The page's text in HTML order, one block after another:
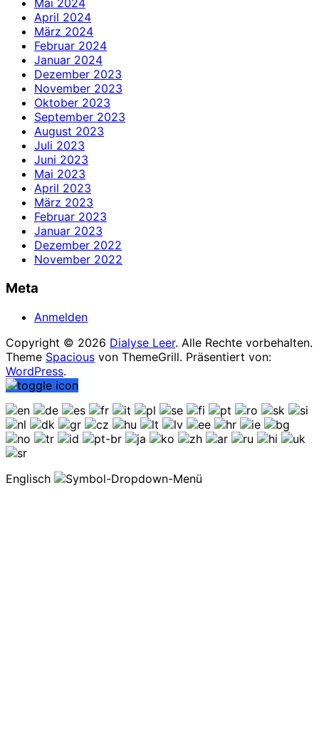
Mai 2024
April 2024
März 2024
Februar 2024
Januar 2024
Dezember 2023
November 2023
Oktober 2023
September 2023
August 2023
Juli 2023
Juni 2023
Mai 2023
April 2023
März 2023
Februar 2023
Januar 2023
Dezember 2022
November 2022
Meta
Anmelden
Copyright © 2026 Dialyse Leer. Alle Rechte vorbehalten.
Theme Spacious von ThemeGrill. Präsentiert von:
WordPress.
Englisch